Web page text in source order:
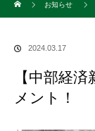
お知らせ
2024.03.17
【中部経
メント！